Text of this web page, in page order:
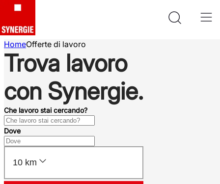
HomeOfferte di lavoro
Trova lavoro
con Synergie.
Che lavoro stai cercando?
Dove
10 km